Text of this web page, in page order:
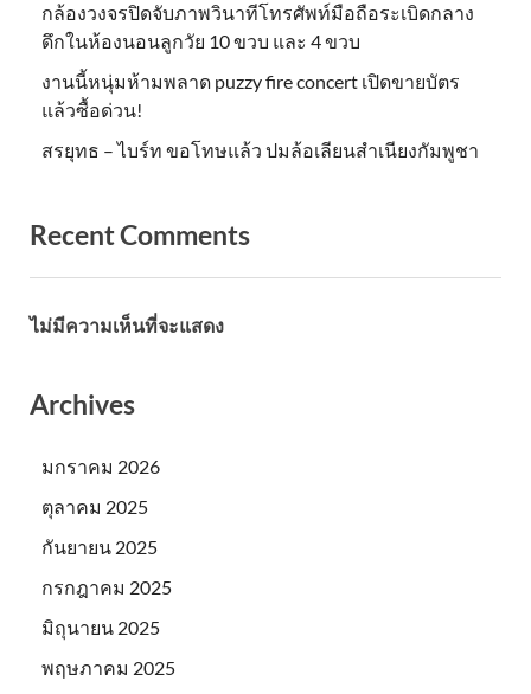
กล้องวงจรปิดจับภาพวินาทีโทรศัพท์มือถือระเบิดกลาง
ดึกในห้องนอนลูกวัย 10 ขวบ และ 4 ขวบ
งานนี้หนุ่มห้ามพลาด puzzy fire concert เปิดขายบัตร
แล้วซื้อด่วน!
สรยุทธ – ไบร์ท ขอโทษแล้ว ปมล้อเลียนสำเนียงกัมพูชา
Recent Comments
ไม่มีความเห็นที่จะแสดง
Archives
มกราคม 2026
ตุลาคม 2025
กันยายน 2025
กรกฎาคม 2025
มิถุนายน 2025
พฤษภาคม 2025